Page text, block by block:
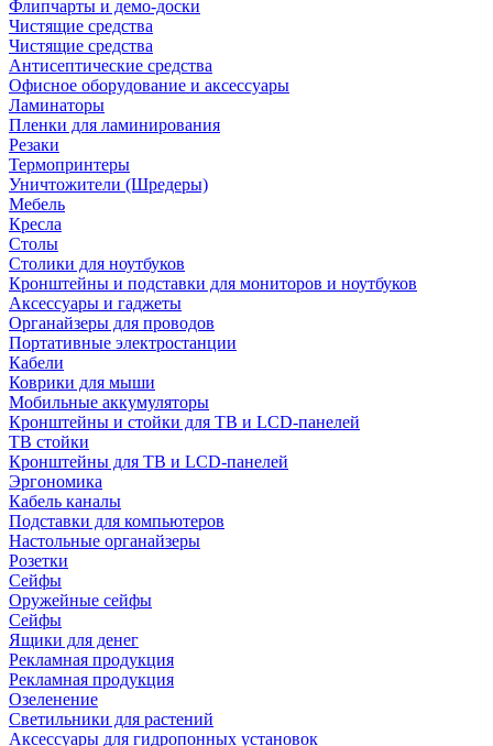
Флипчарты и демо-доски
Чистящие средства
Чистящие средства
Антисептические средства
Офисное оборудование и аксессуары
Ламинаторы
Пленки для ламинирования
Резаки
Термопринтеры
Уничтожители (Шредеры)
Мебель
Кресла
Столы
Столики для ноутбуков
Кронштейны и подставки для мониторов и ноутбуков
Аксессуары и гаджеты
Органайзеры для проводов
Портативные электростанции
Кабели
Коврики для мыши
Мобильные аккумуляторы
Кронштейны и стойки для ТВ и LCD-панелей
ТВ стойки
Кронштейны для ТВ и LCD-панелей
Эргономика
Кабель каналы
Подставки для компьютеров
Настольные органайзеры
Розетки
Сейфы
Оружейные сейфы
Сейфы
Ящики для денег
Рекламная продукция
Рекламная продукция
Озеленение
Светильники для растений
Аксессуары для гидропонных установок